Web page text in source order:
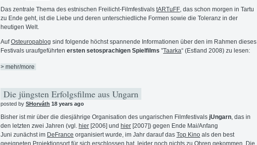
Das zentrale Thema des estnischen Freilicht-Filmfestivals tARTuFF, das schon morgen in Tartu
zu Ende geht, ist die Liebe und deren unterschiedliche Formen sowie die Toleranz in der
heutigen Welt.
AufOsteuropablog sind folgende höchst spannende Informationen über den im Rahmen dieses
Festivals uraufgeführten ersten setosprachigen Spielfilms "Taarka“ (Estland 2008) zu lesen:
> mehr/more
Die jüngsten Erfolgsfilme aus Ungarn
posted by SHorváth 18 years ago
Bisher ist mir über die diesjährige Organisation des ungarischen Filmfestivals jUngarn, das in
den letzten zwei Jahren (vgl. hier [2006] und hier [2007]) gegen Ende Mai/Anfang
Juni zunächst im DeFrance organisiert wurde, im Jahr darauf das Top Kino als den best
geeigneten Projektionsort für sich erschlossen hat, leider noch nichts zu Ohren gekommen. Die